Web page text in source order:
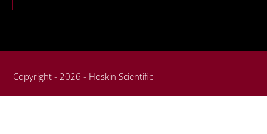
Copyright - 2026 - Hoskin Scientific